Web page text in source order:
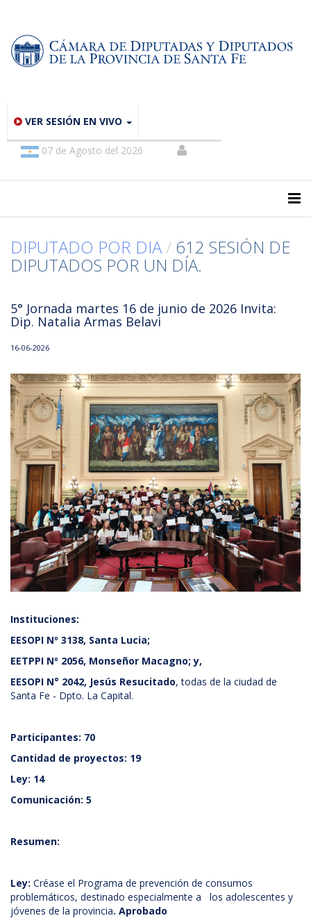
VER SESIÓN EN VIVO
07 de Agosto del 2026
DIPUTADO POR DIA/ 612 SESIÓN DE
DIPUTADOS POR UN DÍA.
5° Jornada martes 16 de junio de 2026 Invita:
Dip. Natalia Armas Belavi
16-06-2026
Instituciones:
EESOPI Nº 3138, Santa Lucia;
EETPPI Nº 2056, Monseñor Macagno; y,
EESOPI N° 2042, Jesús Resucitado, todas de la ciudad de
Santa Fe - Dpto. La Capital.
Participantes: 70
Cantidad de proyectos: 19
Ley: 14
Comunicación: 5
Resumen:
Ley: Créase el Programa de prevención de consumos
problemáticos, destinado especialmente a los adolescentes y
jóvenes de la provincia. Aprobado